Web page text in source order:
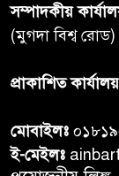
৮
৯
সম্পাদকীয়
(মুগদা বিশ্ব
প্রাকাশিত
মোবাইলঃ
ই-মেইলঃ